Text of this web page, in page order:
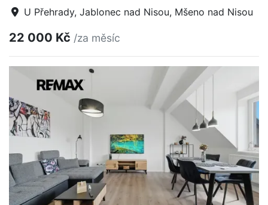
U Přehrady, Jablonec nad Nisou, Mšeno nad Nisou
22 000 Kč /za měsíc